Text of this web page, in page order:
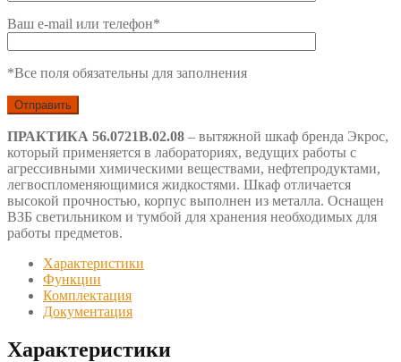
Ваш e-mail или телефон*
*Все поля обязательны для заполнения
ПРАКТИКА 56.0721В.02.08 – вытяжной шкаф бренда Экрос,
который применяется в лабораториях, ведущих работы с
агрессивными химическими веществами, нефтепродуктами,
легвоспломеняющимися жидкостями. Шкаф отличается
высокой прочностью, корпус выполнен из металла. Оснащен
ВЗБ светильником и тумбой для хранения необходимых для
работы предметов.
Характеристики
Функции
Комплектация
Документация
Характеристики